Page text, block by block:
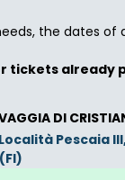
the dates of
tickets already
DI
Pescaia
(FI)